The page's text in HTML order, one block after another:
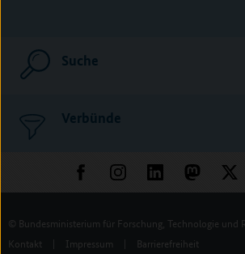
Suche
Verbünde
© Bundesministerium für Forschung, Technologie und
Kontakt
| Impressum | Barrierefreiheit